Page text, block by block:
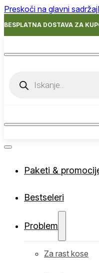
Preskoči na glavni sadržaj
BESPLATNA DOSTAVA ZA
search
Paketi &
Bestseleri
Problem
Za rast kose